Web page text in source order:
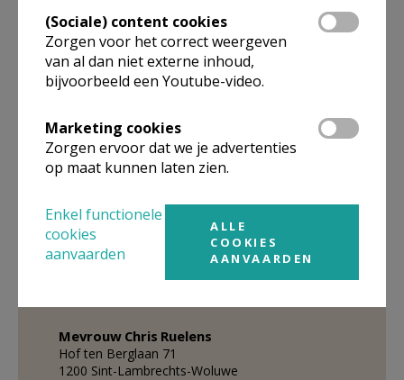
Zondagsonderpastoor
Pater Ludwig Van Heucke
Koninginnelaan 141
1030 Schaarbeek
Stuur een mailtje
Medeverantwoordelijke
Mevrouw Chris Ruelens
Hof ten Berglaan 71
1200 Sint-Lambrechts-Woluwe
(Sociale) content cookies
Zorgen voor het correct weergeven
van al dan niet externe inhoud,
bijvoorbeeld een Youtube-video.
Marketing cookies
Zorgen ervoor dat we je advertenties
op maat kunnen laten zien.
Enkel functionele
cookies
aanvaarden
ALLE
COOKIES
AANVAARDEN